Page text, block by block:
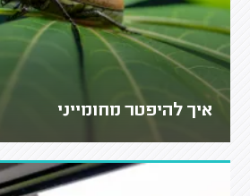
איך להיפטר מחומייני